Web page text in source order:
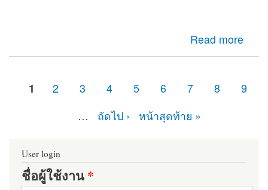
Read more
about d7security client Module ที่ควรติดตั้ง หากเว็บไซต์
ของคุณยังคงเป็น Drupal 7 มายืดอายุความปลอดภัยให้
1 2 3 4 5 6 7 8
9
…
ถัดไป › หน้าสุดท้าย »
User login
ชื่อผู้ใช้งาน*